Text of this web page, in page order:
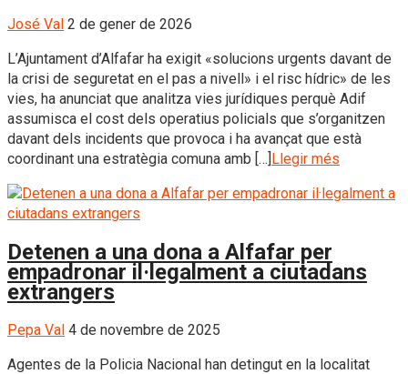
José Val 2 de gener de 2026
L’Ajuntament d’Alfafar ha exigit «solucions urgents davant de
la crisi de seguretat en el pas a nivell» i el risc hídric» de les
vies, ha anunciat que analitza vies jurídiques perquè Adif
assumisca el cost dels operatius policials que s’organitzen
davant dels incidents que provoca i ha avançat que està
coordinant una estratègia comuna amb […]Llegir més
Detenen a una dona a Alfafar per
empadronar il·legalment a ciutadans
extrangers
Pepa Val 4 de novembre de 2025
Agentes de la Policia Nacional han detingut en la localitat